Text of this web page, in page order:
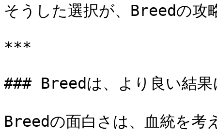
そうした選択が、Breedの攻
***
### Breedは、より良い結果
Breedの面白さは、血統を考